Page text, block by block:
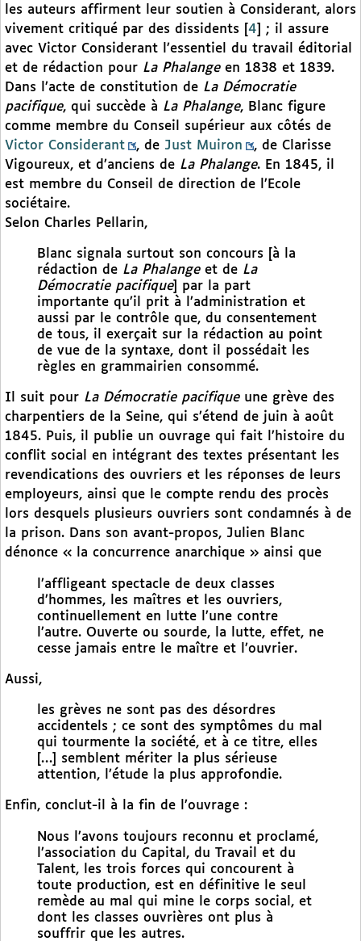
les auteurs affirment leur soutien à Considerant, alors
vivement critiqué par des dissidents
4
; il assure
avec Victor Considerant l’essentiel du travail éditorial
et de rédaction pour La Phalangeen 1838 et 1839.
Dans l’acte de constitution de La Démocratie
pacifique, qui succède à La Phalange, Blanc figure
comme membre du Conseil supérieur aux côtés de
Victor Considerant
, de Just Muiron
, de Clarisse
Vigoureux, et d’anciens de La Phalange. En 1845, il
est membre du Conseil de direction de l’Ecole
sociétaire.
Selon Charles Pellarin,
Blanc signala surtout son concours [à la
rédaction de La Phalangeet de La
Démocratie pacifique] par la part
importante qu’il prit à l’administration et
aussi par le contrôle que, du consentement
de tous, il exerçait sur la rédaction au point
de vue de la syntaxe, dont il possédait les
règles en grammairien consommé.
Il suit pour La Démocratie pacifiqueune grève des
charpentiers de la Seine, qui s’étend de juin à août
1845. Puis, il publie un ouvrage qui fait l’histoire du
conflit social en intégrant des textes présentant les
revendications des ouvriers et les réponses de leurs
employeurs, ainsi que le compte rendu des procès
lors desquels plusieurs ouvriers sont condamnés à de
la prison. Dans son avant-propos, Julien Blanc
dénonce « la concurrence anarchique » ainsi que
l’affligeant spectacle de deux classes
d’hommes, les maîtres et les ouvriers,
continuellement en lutte l’une contre
l’autre. Ouverte ou sourde, la lutte, effet, ne
cesse jamais entre le maître et l’ouvrier.
Aussi,
les grèves ne sont pas des désordres
accidentels ; ce sont des symptômes du mal
qui tourmente la société, et à ce titre, elles
[…] semblent mériter la plus sérieuse
attention, l’étude la plus approfondie.
Enfin, conclut-il à la fin de l’ouvrage :
Nous l’avons toujours reconnu et proclamé,
l’association du Capital, du Travail et du
Talent, les trois forces qui concourent à
toute production, est en définitive le seul
remède au mal qui mine le corps social, et
dont les classes ouvrières ont plus à
souffrir que les autres.